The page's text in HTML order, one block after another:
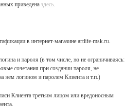
приведена здесь
в интернет-магазине artlife-msk.ru.
и пароля (в том числе, но не ограничиваясь:
сочетания при создании пароля, не
нем логином и паролем Клиента и т.п.)
Клиента третьим лицом или вредоносным